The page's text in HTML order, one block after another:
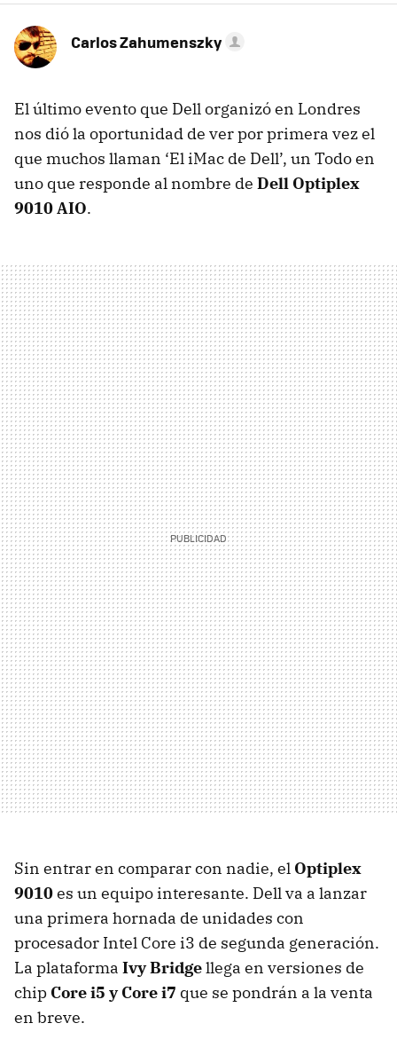
Carlos Zahumenszky
El último evento que Dell organizó en Londres
nos dió la oportunidad de ver por primera vez el
que muchos llaman ‘El iMac de Dell’, un Todo en
uno que responde al nombre de Dell Optiplex
9010 AIO.
Sin entrar en comparar con nadie, el Optiplex
9010es un equipo interesante. Dell va a lanzar
una primera hornada de unidades con
procesador Intel Core i3 de segunda generación.
La plataforma Ivy Bridgellega en versiones de
chip Core i5 y Core i7 que se pondrán a la venta
en breve.